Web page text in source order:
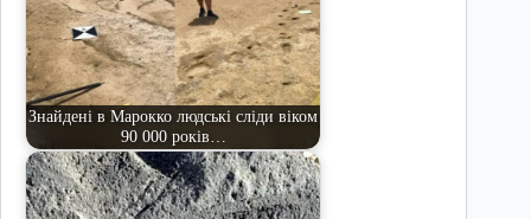
Знайдені в Марокко людські сліди віком
90 000 років…